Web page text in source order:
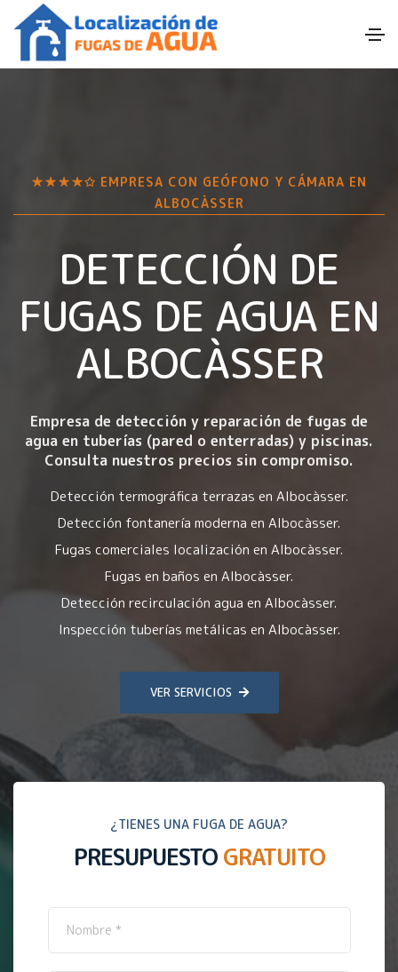
★★★★✩ EMPRESA CON GEÓFONO Y CÁMARA EN
ALBOCÀSSER
DETECCIÓN DE
FUGAS DE AGUA EN
ALBOCÀSSER
Empresa de detección y reparación de fugas de
agua en tuberías (pared o enterradas) y piscinas.
Consulta nuestros precios sin compromiso.
Detección termográfica terrazas en Albocàsser.
Detección fontanería moderna en Albocàsser.
Fugas comerciales localización en Albocàsser.
Fugas en baños en Albocàsser.
Detección recirculación agua en Albocàsser.
Inspección tuberías metálicas en Albocàsser.
VER SERVICIOS
¿TIENES UNA FUGA DE AGUA?
PRESUPUESTO GRATUITO